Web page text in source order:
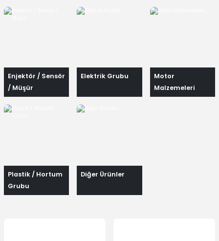
Enjektör / Sensör
/ Müşür
Elektrik Grubu
Motor
Malzemeleri
Plastik / Hortum
Grubu
Diğer Ürünler